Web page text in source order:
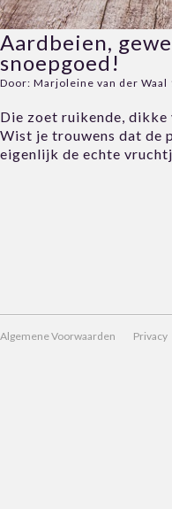
Aardbeien,
snoepgoed!
Door: Marjoleine van der Waal
Die zoet ruikende, dikke
Wist je trouwens dat de
eigenlijk de echte
Algemene Voorwaarden Privacy